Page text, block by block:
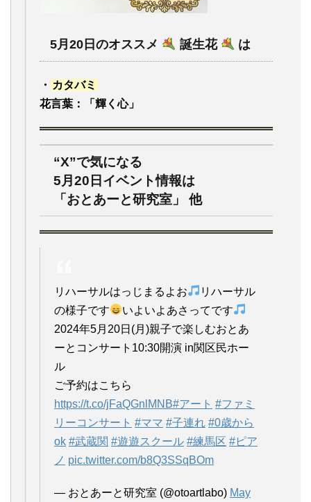
5月20日のオススメ 誕生花 は
・ カタバミ
花言葉：「輝く心」
“X”で気になる
5月20日イベント情報は
「おとあーと研究室」 他
リハーサルはっじまるよお
リハーサル
の様子です
いよいよあさってです
2024年5月20日(月)親子で楽しむおとあ
ーとコンサート10:30開演 in関区民ホー
ル
ご予約はこちら
https://t.co/jFaQGnlMNB#アート #ファミ
リーコンサート #ママ #子連れ #0歳から
ok #武蔵関 #遊遊スクール #練馬区 #ピア
ノ pic.twitter.com/b8Q3SSqBOm
— おとあーと研究室 (@otoartlabo) May